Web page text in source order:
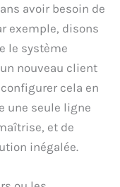
avoir besoin de
exemple, disons
le système
nouveau client
cela en
une seule ligne
et de
inégalée.